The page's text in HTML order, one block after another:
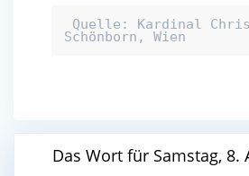
Quelle: Kardinal
Schönborn, Wien
Das Wort für Samstag, 8.